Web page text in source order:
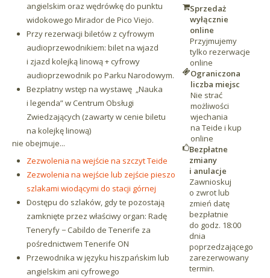
angielskim oraz wędrówkę do punktu
widokowego Mirador de Pico Viejo.
Przy rezerwacji biletów z cyfrowym
audioprzewodnikiem: bilet na wjazd
i zjazd kolejką linową + cyfrowy
audioprzewodnik po Parku Narodowym.
Bezpłatny wstęp na wystawę „Nauka
i legenda”w Centrum Obsługi
Zwiedzających (zawarty w cenie biletu
na kolejkę linową)
nie obejmuje...
Zezwolenia na wejście na szczyt Teide
Zezwolenia na wejście lub zejście pieszo
szlakami wiodącymi do stacji górnej
Dostępu do szlaków, gdy te pozostają
zamknięte przez właściwy organ: Radę
Teneryfy − Cabildo de Tenerife za
pośrednictwem Tenerife ON
Przewodnika w języku hiszpańskim lub
angielskim ani cyfrowego
Sprzedaż
wyłącznie
online
Przyjmujemy
tylko rezerwacje
online
Ograniczona
liczba miejsc
Nie strać
możliwości
wjechania
na Teide i kup
online
Bezpłatne
zmiany
i anulacje
Zawnioskuj
o zwrot lub
zmień datę
bezpłatnie
do godz. 18:00
dnia
poprzedzającego
zarezerwowany
termin.